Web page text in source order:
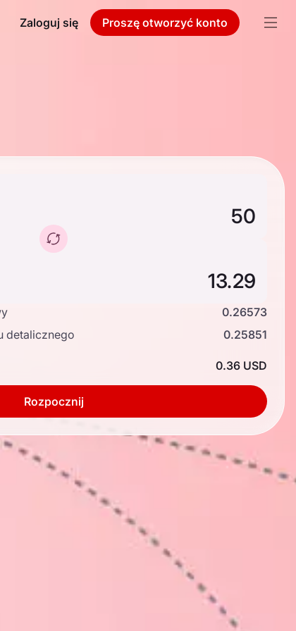
Zaloguj się Proszę otworzyć konto
0.26573
detalicznego
0.25851
0.36 USD
Rozpocznij